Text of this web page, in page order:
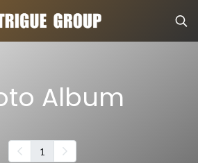
Album
1